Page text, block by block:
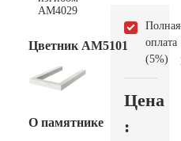
Цветник АМ5101
О памятнике
Полная
оплата
(5%)
Цена
: